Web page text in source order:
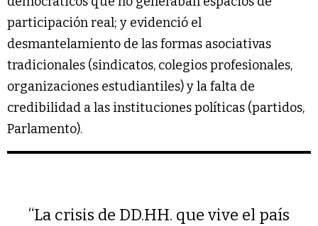
participación real; y evidenció el
desmantelamiento de las formas asociativas
tradicionales (sindicatos, colegios profesionales,
organizaciones estudiantiles) y la falta de
credibilidad a las instituciones políticas (partidos,
Parlamento).
“La crisis de DD.HH. que vive el país